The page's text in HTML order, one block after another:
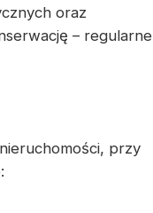
oraz
– regularne
przy